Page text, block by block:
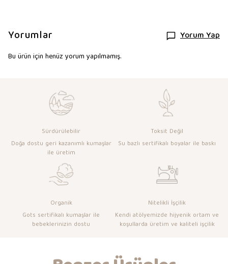
Yorumlar Yorum Yap
Bu ürün için henüz yorum yapılmamış.
Sürdürülebilir
Doğa dostu geri kazanımlı kumaşlar
ile üretim
Toksit Değil
Su bazlı sertifikalı boyalar ile baskı
Organik
Gots sertifikalı kumaşlar ile
bebeklerinizin dostu
Nitelikli İşçilik
Kendi atölyemizde hijyenik ortam ve
koşullarda üretim ve kaliteli işçilik